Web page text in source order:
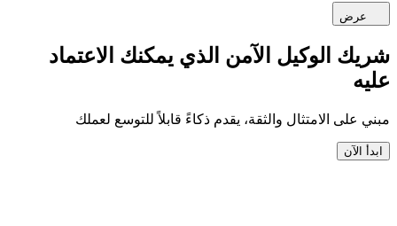
عرض
شريك الوكيل الآمن الذي يمكنك الاعتماد
عليه
مبني على الامتثال والثقة، يقدم ذكاءً قابلاً للتوسع لعملك
ابدأ الآن